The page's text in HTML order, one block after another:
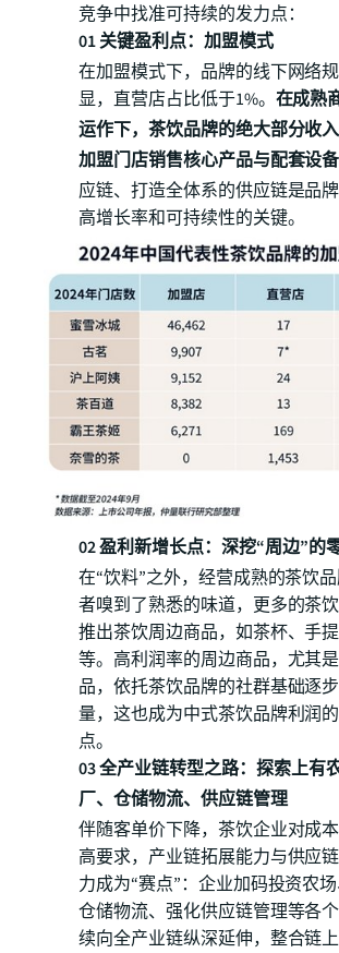
竞争中找准可持续的发力点：
01 关键盈利点：加盟模式
在加盟模式下，品牌的线下网络
显，直营店占比低于1%。 在成熟
运作下，茶饮品牌的绝大部分收
加盟门店销售核心产品与配套设备
应链、打造全体系的供应链是品
高增长率和可持续性的关键。
02 盈利新增长点：深挖“周边”的
在“饮料”之外，经营成熟的茶饮
者嗅到了熟悉的味道，更多的茶
推出茶饮周边商品，如茶杯、手
等。高利润率的周边商品，尤其
品，依托茶饮品牌的社群基础逐
量，这也成为中式茶饮品牌利润
点。
03 全产业链转型之路：探索上有
厂、仓储物流、供应链管理
伴随客单价下降，茶饮企业对成
高要求，产业链拓展能力与供应
力成为“赛点”：企业加码投资农场
仓储物流、强化供应链管理等各
续向全产业链纵深延伸，整合链